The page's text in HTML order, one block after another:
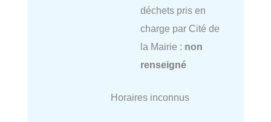
déchets pris en
charge par Cité de
la Mairie : non
renseigné
Horaires inconnus